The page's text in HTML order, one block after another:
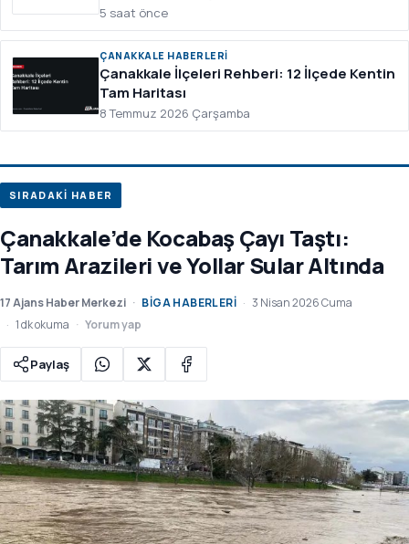
5 saat önce
ÇANAKKALE HABERLERI
Çanakkale İlçeleri Rehberi: 12 İlçede Kentin
Tam Haritası
8 Temmuz 2026 Çarşamba
SIRADAKİ HABER
Çanakkale’de Kocabaş Çayı Taştı:
Tarım Arazileri ve Yollar Sular Altında
17 Ajans Haber Merkezi BIGA HABERLERI
3 Nisan 2026 Cuma
1 dk okuma
Yorum yap
Paylaş